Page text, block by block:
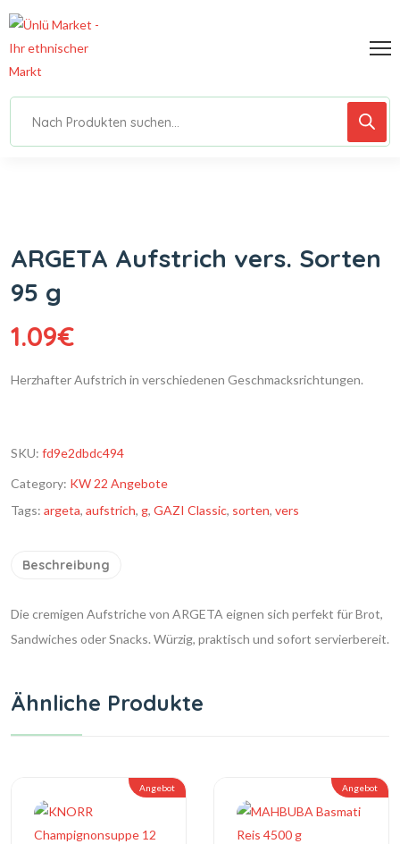
ARGETA Aufstrich vers. Sorten
95 g
1.09€
Herzhafter Aufstrich in verschiedenen Geschmacksrichtungen.
SKU: fd9e2dbdc494
Category: KW 22 Angebote
Tags: argeta, aufstrich, g, GAZI Classic, sorten, vers
Beschreibung
Die cremigen Aufstriche von ARGETA eignen sich perfekt für Brot,
Sandwiches oder Snacks. Würzig, praktisch und sofort servierbereit.
Ähnliche Produkte
Angebot Angebot